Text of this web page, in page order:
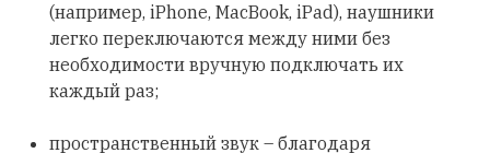
(например, iPhone, MacBook, iPad), наушники
легко переключаются между ними без
необходимости вручную подключать их
каждый раз;
пространственный звук – благодаря